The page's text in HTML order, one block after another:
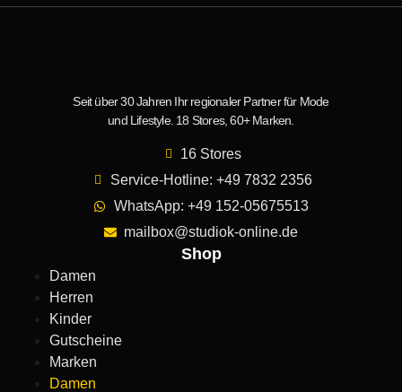
Seit über 30 Jahren Ihr regionaler Partner für Mode
und Lifestyle. 18 Stores, 60+ Marken.
16 Stores
Service-Hotline: +49 7832 2356
WhatsApp: +49 152-05675513
mailbox@studiok-online.de
Shop
Damen
Herren
Kinder
Gutscheine
Marken
Damen